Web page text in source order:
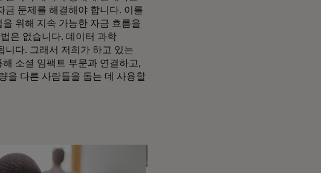
금 문제를 해결해야 합니다. 이를
위해 지속 가능한 자금 흐름을
은 없습니다. 데이터 과학
니다. 그래서 저희가 하고 있는
소셜 임팩트 부문과 연결하고,
을 다른 사람들을 돕는 데 사용할